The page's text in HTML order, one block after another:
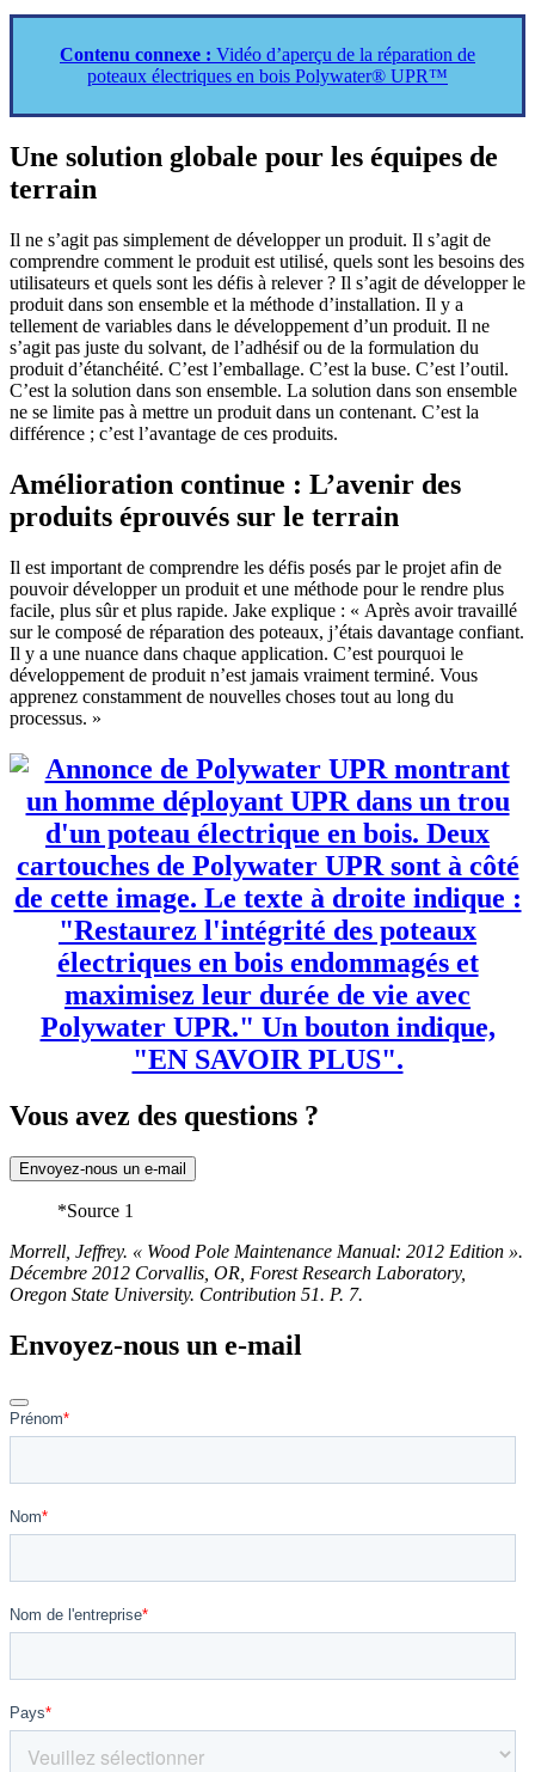
Contenu connexe : Vidéo d’aperçu de la réparation de
poteaux électriques en bois Polywater® UPR™
Une solution globale pour les équipes de
terrain
Il ne s’agit pas simplement de développer un produit. Il s’agit de
comprendre comment le produit est utilisé, quels sont les besoins des
utilisateurs et quels sont les défis à relever ? Il s’agit de développer le
produit dans son ensemble et la méthode d’installation. Il y a
tellement de variables dans le développement d’un produit. Il ne
s’agit pas juste du solvant, de l’adhésif ou de la formulation du
produit d’étanchéité. C’est l’emballage. C’est la buse. C’est l’outil.
C’est la solution dans son ensemble. La solution dans son ensemble
ne se limite pas à mettre un produit dans un contenant. C’est la
différence ; c’est l’avantage de ces produits.
Amélioration continue : L’avenir des
produits éprouvés sur le terrain
Il est important de comprendre les défis posés par le projet afin de
pouvoir développer un produit et une méthode pour le rendre plus
facile, plus sûr et plus rapide. Jake explique : « Après avoir travaillé
sur le composé de réparation des poteaux, j’étais davantage confiant.
Il y a une nuance dans chaque application. C’est pourquoi le
développement de produit n’est jamais vraiment terminé. Vous
apprenez constamment de nouvelles choses tout au long du
processus. »
Vous avez des questions ?
Envoyez-nous un e-mail
*Source 1
Morrell, Jeffrey. « Wood Pole Maintenance Manual: 2012 Edition ».
Décembre 2012 Corvallis, OR, Forest Research Laboratory,
Oregon State University. Contribution 51. P. 7.
Envoyez-nous un e-mail